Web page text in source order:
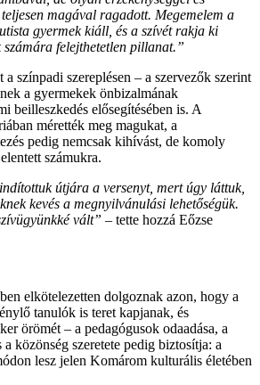
magával ragadott. Megemelem a
gyermek kiáll, és a szívét rakja ki
felejthetetlen pillanat.”
színpadi szereplésen – a szervezők szerint
a gyermekek önbizalmának
beilleszkedés elősegítésében is. A
mérették meg magukat, a
pedig nemcsak kihívást, de komoly
számukra.
indítottuk útjára a versenyt, mert úgy láttuk,
kevés a megnyilvánulási lehetőségük.
vált” – tette hozzá Eőzse
elkötelezetten dolgoznak azon, hogy a
tanulók is teret kapjanak, és
örömét – a pedagógusok odaadása, a
a közönség szeretete pedig biztosítja: a
lesz jelen Komárom kulturális életében